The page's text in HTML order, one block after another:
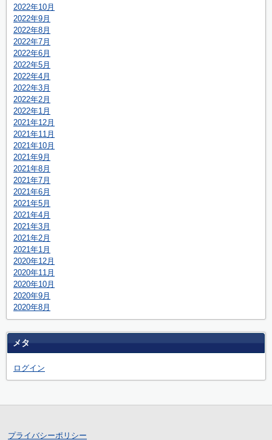
2022年10月
2022年9月
2022年8月
2022年7月
2022年6月
2022年5月
2022年4月
2022年3月
2022年2月
2022年1月
2021年12月
2021年11月
2021年10月
2021年9月
2021年8月
2021年7月
2021年6月
2021年5月
2021年4月
2021年3月
2021年2月
2021年1月
2020年12月
2020年11月
2020年10月
2020年9月
2020年8月
メタ
ログイン
プライバシーポリシー